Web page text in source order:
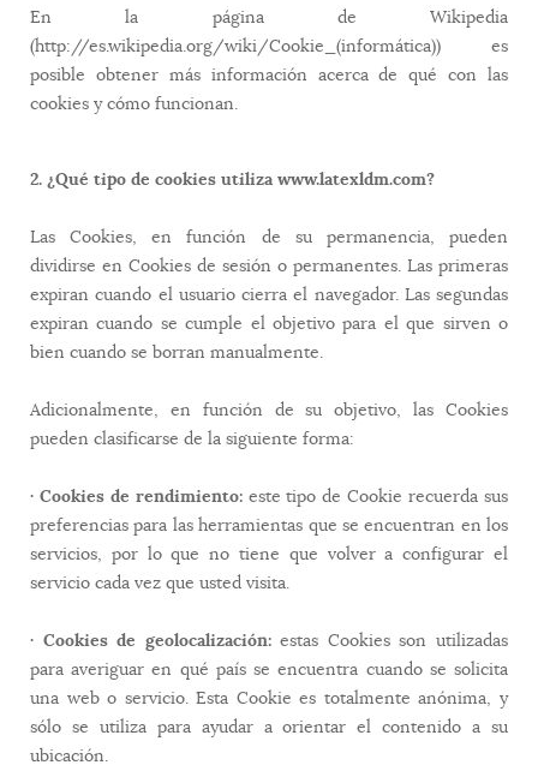
En la página de Wikipedia
(http://es.wikipedia.org/wiki/Cookie_(informática)) es
posible obtener más información acerca de qué con las
cookies y cómo funcionan.
2. ¿Qué tipo de cookies utiliza www.latexldm.com?
Las Cookies, en función de su permanencia, pueden
dividirse en Cookies de sesión o permanentes. Las primeras
expiran cuando el usuario cierra el navegador. Las segundas
expiran cuando se cumple el objetivo para el que sirven o
bien cuando se borran manualmente.
Adicionalmente, en función de su objetivo, las Cookies
pueden clasificarse de la siguiente forma:
· Cookies de rendimiento:este tipo de Cookie recuerda sus
preferencias para las herramientas que se encuentran en los
servicios, por lo que no tiene que volver a configurar el
servicio cada vez que usted visita.
· Cookies de geolocalización:estas Cookies son utilizadas
para averiguar en qué país se encuentra cuando se solicita
una web o servicio. Esta Cookie es totalmente anónima, y
sólo se utiliza para ayudar a orientar el contenido a su
ubicación.